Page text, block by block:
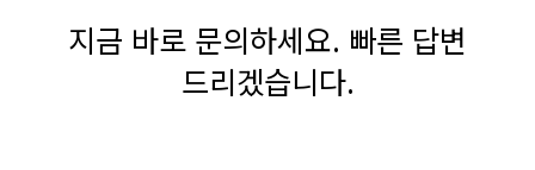
지금 바로 문의하세요. 빠른 답변
드리겠습니다.